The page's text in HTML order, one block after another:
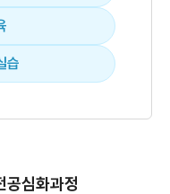
습
심화과정